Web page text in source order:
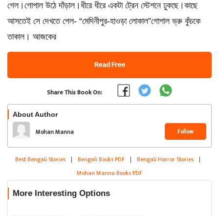
গেল।গোপাল উঠে দাঁড়াল।ধীরে ধীরে একটা ট্রেন স্টেশনে ঢুকছে।কাছে
আসতেই সে দেখতে পেল- “মেদিনীপুর-হাওড়া লোকাল”গোপাল ভ্রু কুঁচকে
তাকাল। আজকের
Read Free
Share This Book On:
About Author
Mohan Manna Follow
Best Bengali Stories | Bengali Books PDF | Bengali Horror Stories |
Mohan Manna Books PDF
More Interesting Options